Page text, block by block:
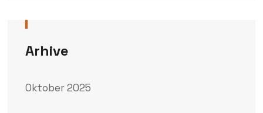
Arhive
Oktober 2025